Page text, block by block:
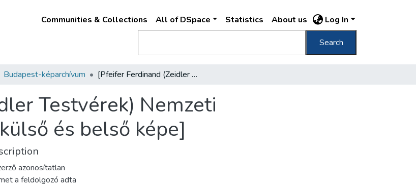
Communities & Collections All of DSpace Statistics About us Log In
Search
Budapest-képarchívum [Pfeifer Ferdinand (Zeidler Testvérek) Nemzeti könyvkereskedésének külső és belső képe]
Testvérek) Nemzeti
és belső képe]
azonosítatlan
a feldolgozó adta